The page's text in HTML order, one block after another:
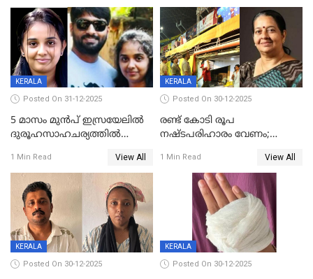
നിലയിൽ
യുവതിക്ക് ദാരുണാന്ത്യം
KERALA
Posted On 31-12-2025
5 മാസം മുൻപ് ഇസ്രയേലിൽ
ദുരൂഹസാഹചര്യത്തിൽ
മലയാളി യുവാവിന്റെ ഭാര്യയും
മരിച്ചു
1 Min Read View All
KERALA
Posted On 30-12-2025
രണ്ട് കോടി രൂപ
നഷ്ടപരിഹാരം വേണം;
നോട്ടീസയച്ച് ഉമാ തോമസ്
1 Min Read View All
KERALA
Posted On 30-12-2025
KERALA
Posted On 30-12-2025